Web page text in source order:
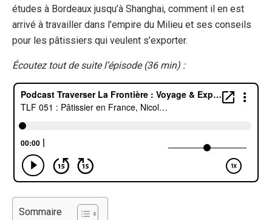
études à Bordeaux jusqu’à Shanghai, comment il en est
arrivé à travailler dans l’empire du Milieu et ses conseils
pour les pâtissiers qui veulent s’exporter.
Écoutez tout de suite l’épisode (36 min) :
Sommaire